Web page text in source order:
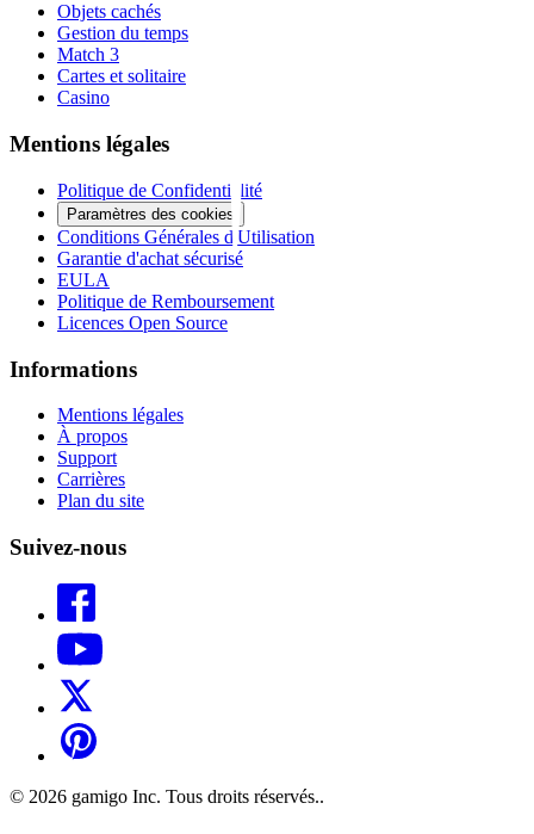
Objets cachés
Gestion du temps
Match 3
Cartes et solitaire
Casino
Mentions légales
Politique de Confidentialité
Paramètres des cookies
Conditions Générales d'Utilisation
Garantie d'achat sécurisé
EULA
Politique de Remboursement
Licences Open Source
Informations
Mentions légales
À propos
Support
Carrières
Plan du site
Suivez-nous
© 2026 gamigo Inc. Tous droits réservés..